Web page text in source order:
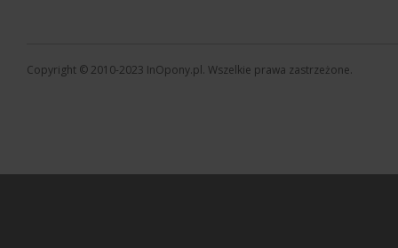
Copyright © 2010-2023 InOpony.pl. Wszelkie prawa zastrzeżone.